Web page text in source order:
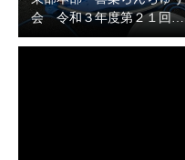
会 令和３年度第２１回…